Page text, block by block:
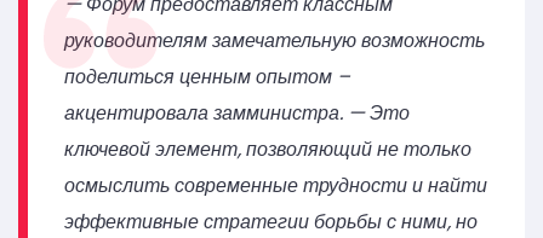
руководителям замечательную возможность
поделиться ценным опытом –
акцентировала замминистра. — Это
ключевой элемент, позволяющий не только
осмыслить современные трудности и найти
эффективные стратегии борьбы с ними, но